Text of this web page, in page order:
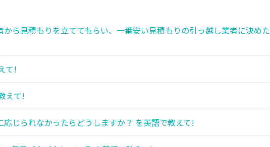
から見積もりを立ててもらい、一番安い見積もりの引っ越し業者に決めた
て!
えて!
応じられなかったらどうしますか？ を英語で教えて!